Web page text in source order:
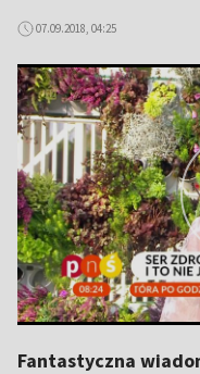
07.09.2018, 04:25
Fantastyczna